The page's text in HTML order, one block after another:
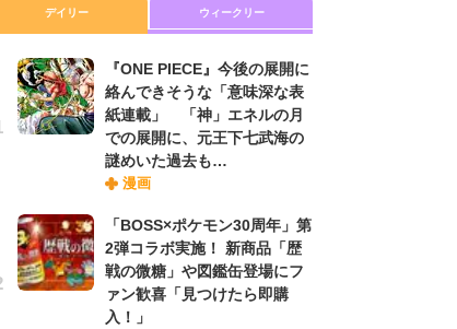
デイリー ウィークリー
『ONE PIECE』今後の展開に
絡んできそうな「意味深な表
紙連載」 「神」エネルの月
での展開に、元王下七武海の
謎めいた過去も…
漫画
「BOSS×ポケモン30周年」第
2弾コラボ実施！ 新商品「歴
戦の微糖」や図鑑缶登場にフ
ァン歓喜「見つけたら即購
入！」